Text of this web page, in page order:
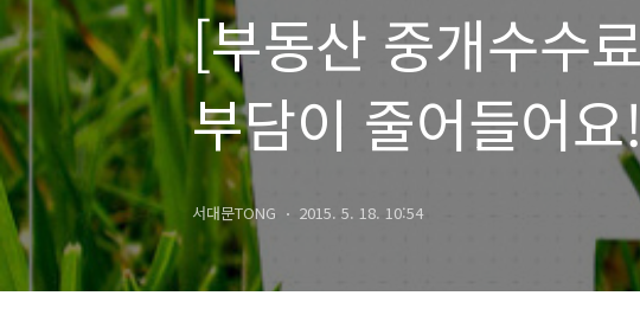
[부동산 중개수수
부담이 줄어들어
알아두세요!
서대문TONG 2015. 5. 18. 10:54